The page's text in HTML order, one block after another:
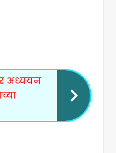
अध्ययन